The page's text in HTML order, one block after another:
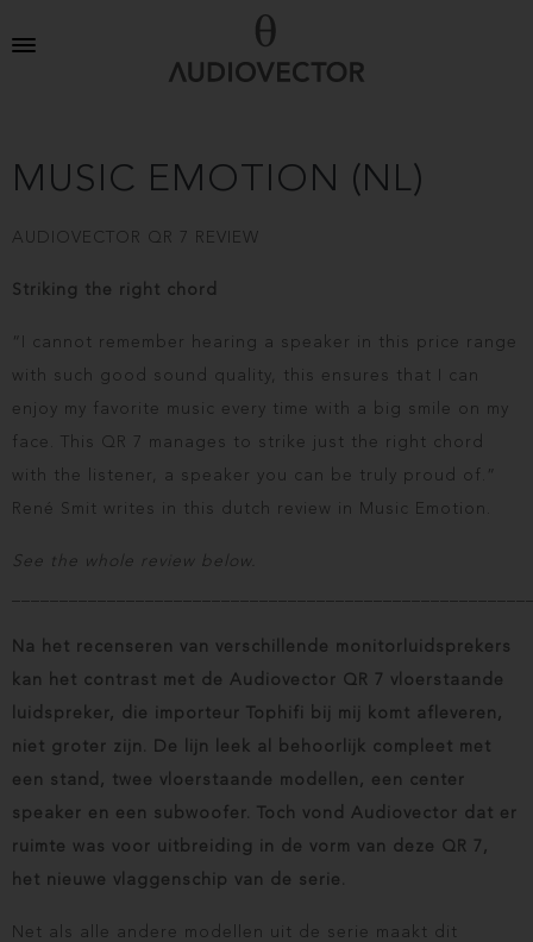
MUSIC EMOTION (NL)
AUDIOVECTOR QR 7 REVIEW
Striking the right chord
“I cannot remember hearing a speaker in this price range
with such good sound quality, this ensures that I can
enjoy my favorite music every time with a big smile on my
face. This QR 7 manages to strike just the right chord
with the listener, a speaker you can be truly proud of.”
René Smit writes in this dutch review in Music Emotion.
See the whole review below.
Na het recenseren van verschillende monitorluidsprekers
kan het contrast met de Audiovector QR 7 vloerstaande
luidspreker, die importeur Tophifi bij mij komt afleveren,
niet groter zijn. De lijn leek al behoorlijk compleet met
een stand, twee vloerstaande modellen, een center
speaker en een subwoofer. Toch vond Audiovector dat er
ruimte was voor uitbreiding in de vorm van deze QR 7,
het nieuwe vlaggenschip van de serie.
Net als alle andere modellen uit de serie maakt dit